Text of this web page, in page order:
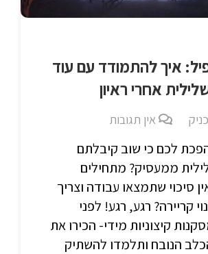
איך להתמודד עם עוד
אחרי ראיון
אין תגובות
לכם כי שוב קיבלתם
ממעסיק? מתחילים
סיכוי שתמצאו עבודה וצריך
קריירה? רגע, רגע! לפני
קיצוניות מידי- הכירו את
הנובח ותלמדו להשתיק